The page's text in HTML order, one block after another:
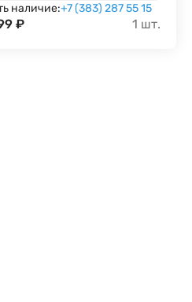
наличие:+7 (383) 287 55 15
₽ 1 шт.